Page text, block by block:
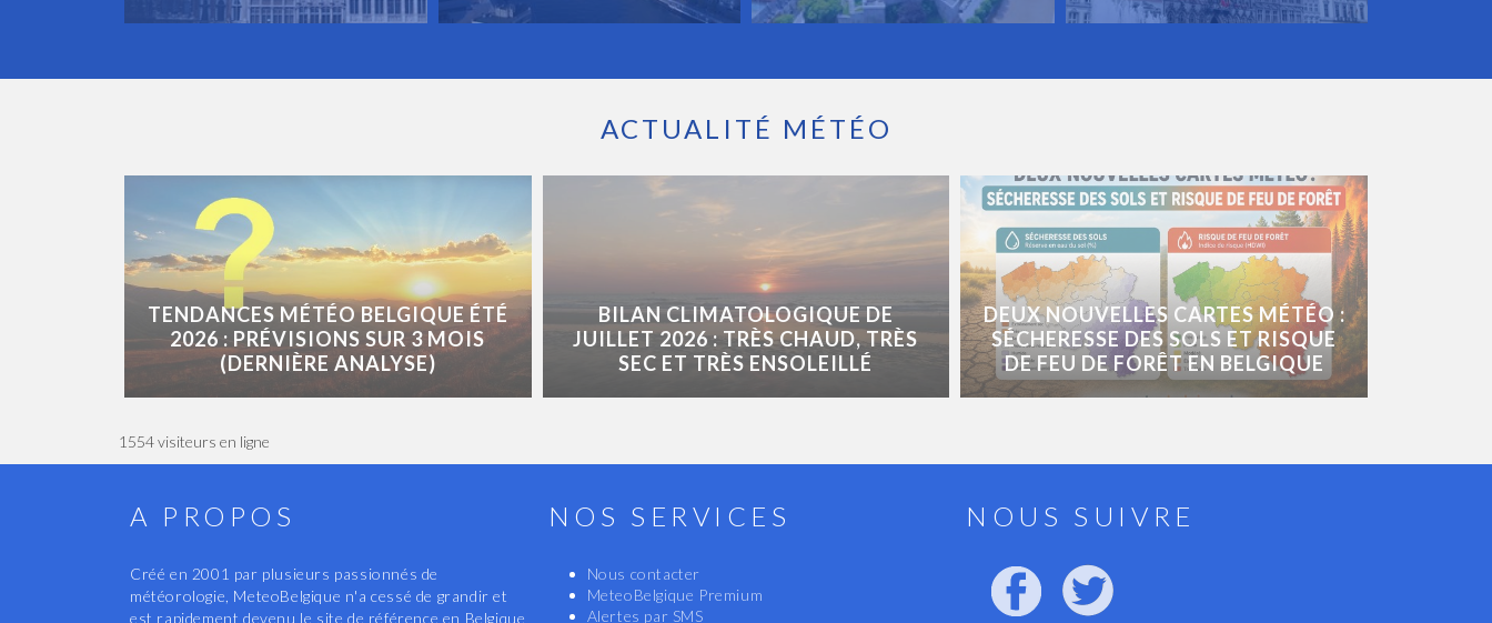
ACTUALITÉ MÉTÉO
TENDANCES MÉTÉO BELGIQUE ÉTÉ
2026 : PRÉVISIONS SUR 3 MOIS
(DERNIÈRE ANALYSE)
BILAN CLIMATOLOGIQUE DE
JUILLET 2026 : TRÈS CHAUD, TRÈS
SEC ET TRÈS ENSOLEILLÉ
DEUX NOUVELLES CARTES MÉTÉO :
SÉCHERESSE DES SOLS ET RISQUE
DE FEU DE FORÊT EN BELGIQUE
1554 visiteurs en ligne
A PROPOS
Créé en 2001 par plusieurs passionnés de
météorologie, MeteoBelgique n'a cessé de grandir et
est rapidement devenu le site de référence en Belgique
NOS SERVICES
Nous contacter
MeteoBelgique Premium
Alertes par SMS
NOUS SUIVRE